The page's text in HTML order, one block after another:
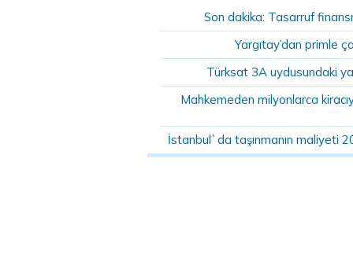
Son dakika: Tasarruf
Yargıtay’dan primle
Türksat 3A uydusundaki
Mahkemeden milyonlarca
İstanbul`da taşınmanın maliyeti